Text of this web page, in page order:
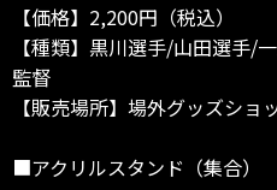
【価格】2,200円（税込）
【種類】黒川選手/山田選手/
監督
【販売場所】場外グッズショ
■アクリルスタンド（集合）